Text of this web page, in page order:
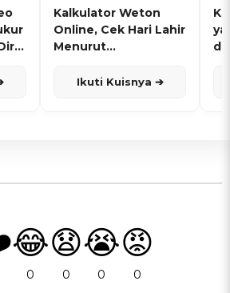
Kalkulator Weton
Online, Cek Hari Lahir
Menurut
Ikuti Kuisnya ➔
😂
0
😧
0
😭
0
😡
0